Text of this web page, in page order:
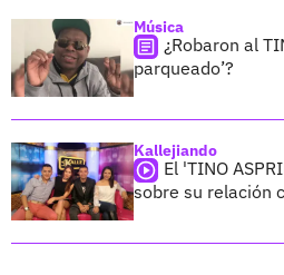
Música
¿Robaron al
parqueado’?
Kallejiando
El 'TINO
sobre su relación